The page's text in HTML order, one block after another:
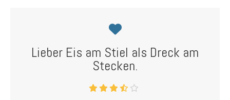
Lieber Eis am Stiel als Dreck am
Stecken.